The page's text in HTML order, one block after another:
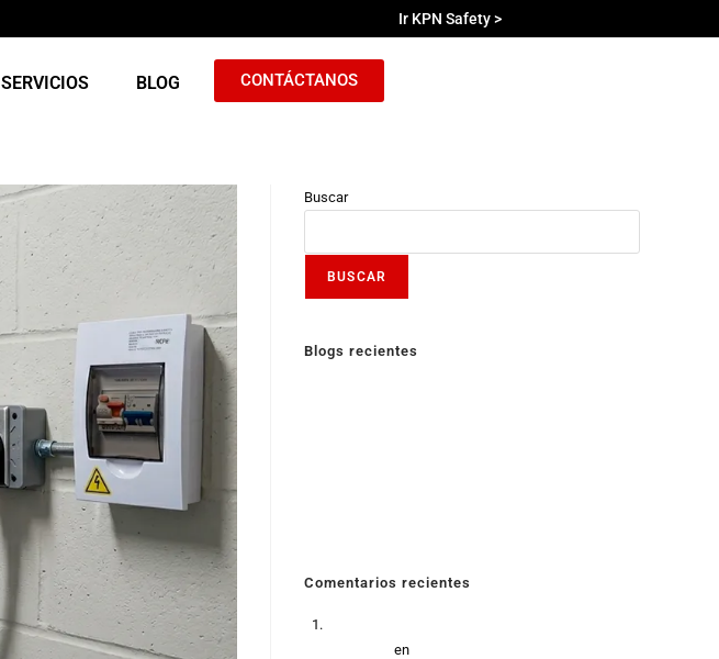
Ir KPN Safety >
SERVICIOS BLOG CONTÁCTANOS
Buscar
BUSCAR
Blogs recientes
Comentarios recientes
en